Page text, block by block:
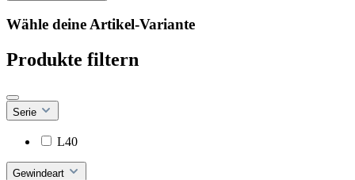
Wähle deine Artikel-Variante
Produkte filtern
Serie
L40
Gewindeart